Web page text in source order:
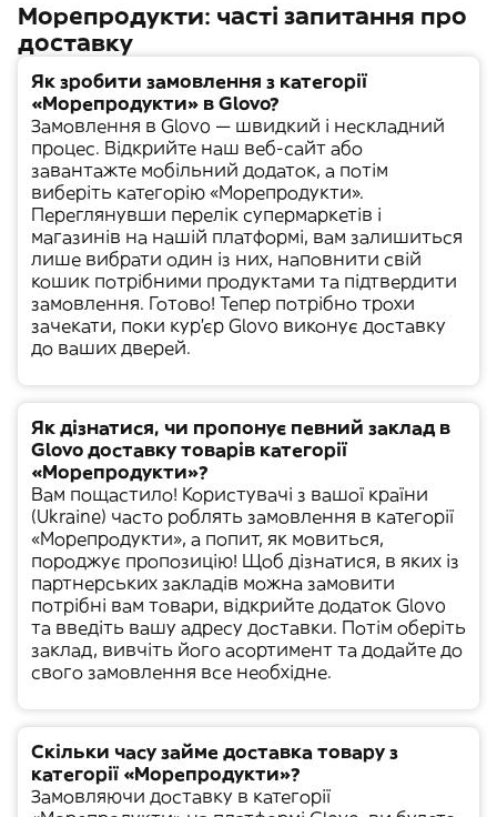
Морепродукти: часті запитання про
доставку
Як зробити замовлення з категорії
«Морепродукти» в Glovo?
Замовлення в Glovo — швидкий і нескладний
процес. Відкрийте наш веб-сайт або
завантажте мобільний додаток, а потім
виберіть категорію «Морепродукти».
Переглянувши перелік супермаркетів і
магазинів на нашій платформі, вам залишиться
лише вибрати один із них, наповнити свій
кошик потрібними продуктами та підтвердити
замовлення. Готово! Тепер потрібно трохи
зачекати, поки кур'єр Glovo виконує доставку
до ваших дверей.
Як дізнатися, чи пропонує певний заклад в
Glovo доставку товарів категорії
«Морепродукти»?
Вам пощастило! Користувачі з вашої країни
(Ukraine) часто роблять замовлення в категорії
«Морепродукти», а попит, як мовиться,
породжує пропозицію! Щоб дізнатися, в яких із
партнерських закладів можна замовити
потрібні вам товари, відкрийте додаток Glovo
та введіть вашу адресу доставки. Потім оберіть
заклад, вивчіть його асортимент та додайте до
свого замовлення все необхідне.
Скільки часу займе доставка товару з
категорії «Морепродукти»?
Замовляючи доставку в категорії